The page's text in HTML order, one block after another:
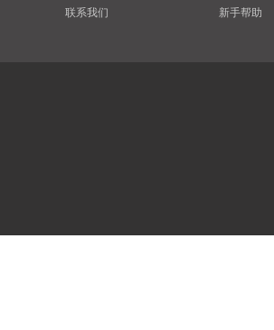
联系我们
新手帮助